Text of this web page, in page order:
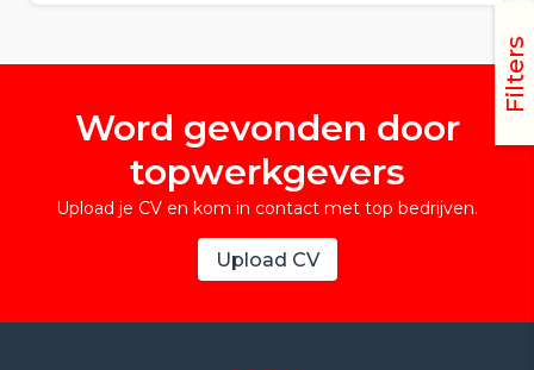
Filters
Word gevonden door
topwerkgevers
Upload je CV en kom in contact met top bedrijven.
Upload CV